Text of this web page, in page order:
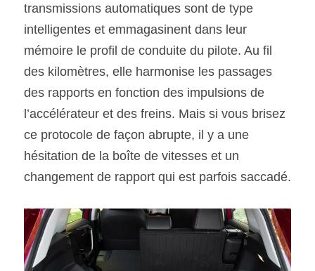
transmissions automatiques sont de type
intelligentes et emmagasinent dans leur
mémoire le profil de conduite du pilote. Au fil
des kilomètres, elle harmonise les passages
des rapports en fonction des impulsions de
l’accélérateur et des freins. Mais si vous brisez
ce protocole de façon abrupte, il y a une
hésitation de la boîte de vitesses et un
changement de rapport qui est parfois saccadé.